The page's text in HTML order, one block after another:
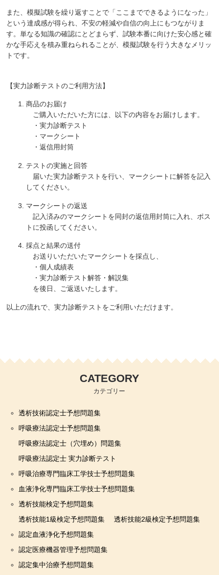
また、模擬試験を繰り返すことで「ここまでできるようになった」
という達成感が得られ、不安の軽減や自信の向上にもつながりま
す。単なる知識の確認にとどまらず、試験本番に向けた安心感と確
かな手応えを積み重ねられることが、模擬試験を行う大きなメリッ
トです。
【実力診断テストのご利用方法】
商品のお届け
ご購入いただいた方には、以下の内容をお届けします。
・実力診断テスト
・マークシート
・返信用封筒
テストの実施と回答
届いた実力診断テストを行い、マークシートに解答を記入
してください。
マークシートの返送
記入済みのマークシートを同封の返信用封筒に入れ、ポス
トに投函してください。
採点と結果の送付
お送りいただいたマークシートを採点し、
・個人成績表
・実力診断テスト解答・解説集
を後日、ご返送いたします。
以上の流れで、実力診断テストをご利用いただけます。
CATEGORY
カテゴリー
透析技術認定士予想問題集
呼吸療法認定士予想問題集
呼吸療法認定士（穴埋め）問題集
呼吸療法認定士 実力診断テスト
呼吸治療専門臨床工学技士予想問題集
血液浄化専門臨床工学技士予想問題集
透析技能検定予想問題集
透析技能1級検定予想問題集
透析技能2級検定予想問題集
認定血液浄化予想問題集
認定医療機器管理予想問題集
認定集中治療予想問題集